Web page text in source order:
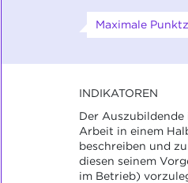
Maximale
INDIKATOREN
Der Auszubildende
Arbeit in einem
beschreiben und
diesen seinem
im Betrieb)